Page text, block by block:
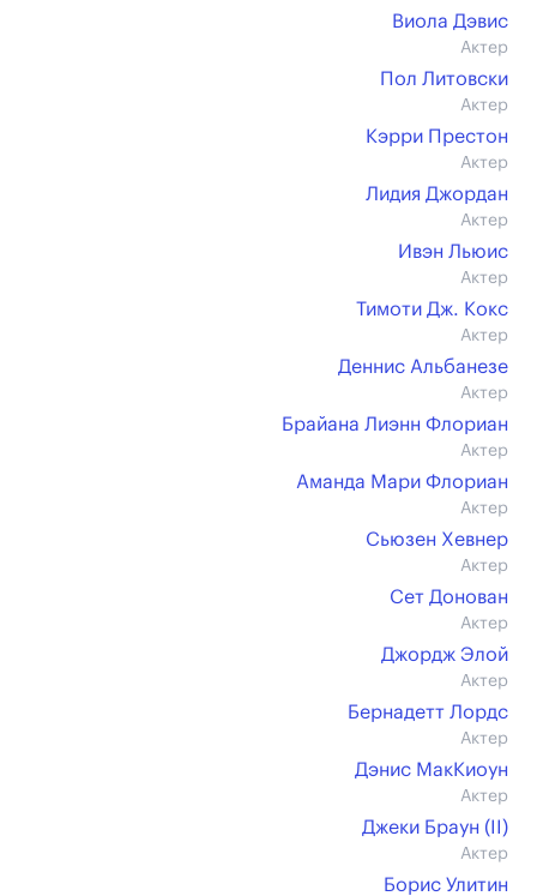
Виола Дэвис
Актер
Пол Литовски
Актер
Кэрри Престон
Актер
Лидия Джордан
Актер
Ивэн Льюис
Актер
Тимоти Дж. Кокс
Актер
Деннис Альбанезе
Актер
Брайана Лиэнн Флориан
Актер
Аманда Мари Флориан
Актер
Сьюзен Хевнер
Актер
Сет Донован
Актер
Джордж Элой
Актер
Бернадетт Лордс
Актер
Дэнис МакКиоун
Актер
Джеки Браун (II)
Актер
Борис Улитин